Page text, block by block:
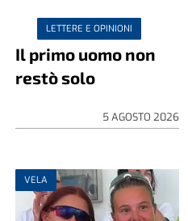
LETTERE E OPINIONI
Il primo uomo non
restò solo
5 AGOSTO 2026
VELA